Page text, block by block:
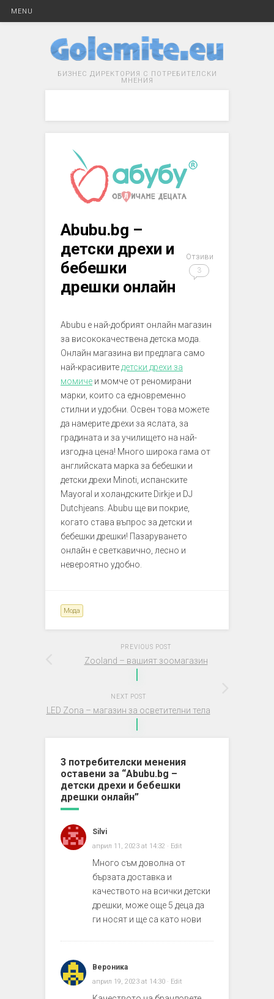
MENU
БИЗНЕС ДИРЕКТОРИЯ С ПОТРЕБИТЕЛСКИ
МНЕНИЯ
Abubu.bg –
детски дрехи и
бебешки
дрешки онлайн
Отзиви
3
Abubu е най-добрият онлайн магазин
за висококачествена детска мода.
Онлайн магазина ви предлага само
най-красивите детски дрехи за
момиче и момче от реномирани
марки, които са едновременно
стилни и удобни. Освен това можете
да намерите дрехи за яслата, за
градината и за училището на най-
изгодна цена! Много широка гама от
английската марка за бебешки и
детски дрехи Minoti, испанските
Mayoral и холандските Dirkje и DJ
Dutchjeans. Abubu ще ви покрие,
когато става въпрос за детски и
бебешки дрешки! Пазаруването
онлайн е светкавично, лесно и
невероятно удобно.
Мода
PREVIOUS POST
Zooland – вашият зоомагазин
NEXT POST
LED Zona – магазин за осветителни тела
3 потребителски менения
оставени за “Abubu.bg –
детски дрехи и бебешки
дрешки онлайн”
Silvi
април 11, 2023 at 14:32 · Edit
Много съм доволна от
бързата доставка и
качеството на всички детски
дрешки, може още 5 деца да
ги носят и ще са като нови
Вероника
април 19, 2023 at 14:30 · Edit